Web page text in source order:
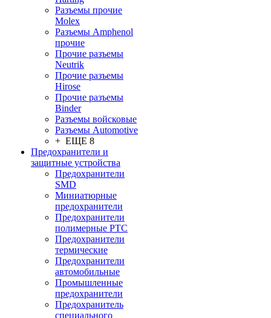
Разъемы прочие
Molex
Разъемы Amphenol
прочие
Прочие разъемы
Neutrik
Прочие разъемы
Hirose
Прочие разъемы
Binder
Разъемы войсковые
Разъeмы Automotive
+ ЕЩЕ 8
Предохранители и
защитные устройства
Предохранители
SMD
Миниатюрные
предохранители
Предохранители
полимерные PTC
Предохранители
термические
Предохранители
автомобильные
Промышленные
предохранители
Предохранитель
специального